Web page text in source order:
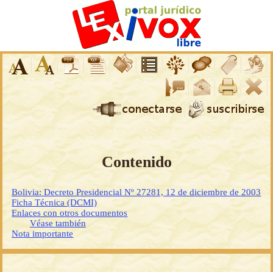
Contenido
Bolivia: Decreto Presidencial Nº 27281, 12 de diciembre de 2003
Ficha Técnica (DCMI)
Enlaces con otros documentos
Véase también
Nota importante